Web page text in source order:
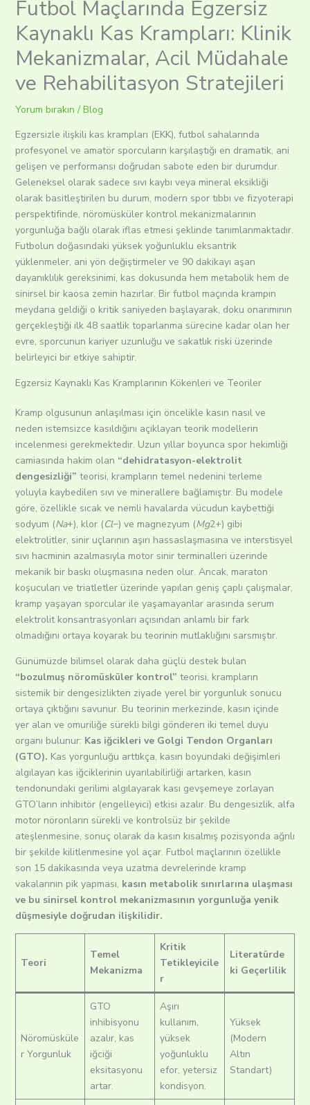
Futbol Maçlarında Egzersiz
Kaynaklı Kas Krampları: Klinik
Mekanizmalar, Acil Müdahale
ve Rehabilitasyon Stratejileri
Yorum bırakın / Blog
Egzersizle ilişkili kas krampları (EKK), futbol sahalarında
profesyonel ve amatör sporcuların karşılaştığı en dramatik, ani
gelişen ve performansı doğrudan sabote eden bir durumdur.
Geleneksel olarak sadece sıvı kaybı veya mineral eksikliği
olarak basitleştirilen bu durum, modern spor tıbbı ve fizyoterapi
perspektifinde, nöromüsküler kontrol mekanizmalarının
yorgunluğa bağlı olarak iflas etmesi şeklinde tanımlanmaktadır.
Futbolun doğasındaki yüksek yoğunluklu eksantrik
yüklenmeler, ani yön değiştirmeler ve 90 dakikayı aşan
dayanıklılık gereksinimi, kas dokusunda hem metabolik hem de
sinirsel bir kaosa zemin hazırlar. Bir futbol maçında krampın
meydana geldiği o kritik saniyeden başlayarak, doku onarımının
gerçekleştiği ilk 48 saatlik toparlanma sürecine kadar olan her
evre, sporcunun kariyer uzunluğu ve sakatlık riski üzerinde
belirleyici bir etkiye sahiptir.
Egzersiz Kaynaklı Kas Kramplarının Kökenleri ve Teoriler
Kramp olgusunun anlaşılması için öncelikle kasın nasıl ve
neden istemsizce kasıldığını açıklayan teorik modellerin
incelenmesi gerekmektedir. Uzun yıllar boyunca spor hekimliği
camiasında hakim olan “dehidratasyon-elektrolit
dengesizliği” teorisi, krampların temel nedenini terleme
yoluyla kaybedilen sıvı ve minerallere bağlamıştır. Bu modele
göre, özellikle sıcak ve nemli havalarda vücudun kaybettiği
sodyum (Na+), klor (Cl−) ve magnezyum (Mg2+) gibi
elektrolitler, sinir uçlarının aşırı hassaslaşmasına ve interstisyel
sıvı hacminin azalmasıyla motor sinir terminalleri üzerinde
mekanik bir baskı oluşmasına neden olur. Ancak, maraton
koşucuları ve triatletler üzerinde yapılan geniş çaplı çalışmalar,
kramp yaşayan sporcular ile yaşamayanlar arasında serum
elektrolit konsantrasyonları açısından anlamlı bir fark
olmadığını ortaya koyarak bu teorinin mutlaklığını sarsmıştır.
Günümüzde bilimsel olarak daha güçlü destek bulan
“bozulmuş nöromüsküler kontrol” teorisi, krampların
sistemik bir dengesizlikten ziyade yerel bir yorgunluk sonucu
ortaya çıktığını savunur. Bu teorinin merkezinde, kasın içinde
yer alan ve omuriliğe sürekli bilgi gönderen iki temel duyu
organı bulunur: Kas iğcikleri ve Golgi Tendon Organları
(GTO). Kas yorgunluğu arttıkça, kasın boyundaki değişimleri
algılayan kas iğciklerinin uyarılabilirliği artarken, kasın
tendonundaki gerilimi algılayarak kası gevşemeye zorlayan
GTO’ların inhibitör (engelleyici) etkisi azalır. Bu dengesizlik, alfa
motor nöronların sürekli ve kontrolsüz bir şekilde
ateşlenmesine, sonuç olarak da kasın kısalmış pozisyonda ağrılı
bir şekilde kilitlenmesine yol açar. Futbol maçlarının özellikle
son 15 dakikasında veya uzatma devrelerinde kramp
vakalarının pik yapması, kasın metabolik sınırlarına ulaşması
ve bu sinirsel kontrol mekanizmasının yorgunluğa yenik
düşmesiyle doğrudan ilişkilidir.
Teori
Temel
Mekanizma
Kritik
Tetikleyicile
r
Literatürde
ki Geçerlilik
Nöromüsküle
r Yorgunluk
GTO
inhibisyonu
azalır, kas
iğciği
eksitasyonu
artar.
Aşırı
kullanım,
yüksek
yoğunluklu
efor, yetersiz
kondisyon.
Yüksek
(Modern
Altın
Standart)